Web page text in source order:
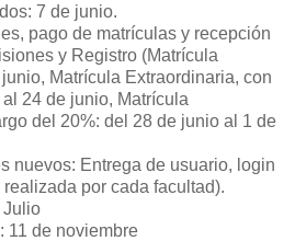
7 de junio.
pago de matrículas y recepción
y Registro (Matrícula
Matrícula Extraordinaria, con
24 de junio, Matrícula
del 20%: del 28 de junio al 1 de
nuevos: Entrega de usuario, login
por cada facultad).
Julio
11 de noviembre